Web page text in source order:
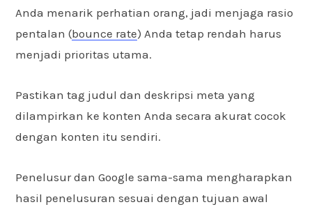
Anda menarik perhatian orang, jadi menjaga rasio
pentalan (bounce rate) Anda tetap rendah harus
menjadi prioritas utama.
Pastikan tag judul dan deskripsi meta yang
dilampirkan ke konten Anda secara akurat cocok
dengan konten itu sendiri.
Penelusur dan Google sama-sama mengharapkan
hasil penelusuran sesuai dengan tujuan awal